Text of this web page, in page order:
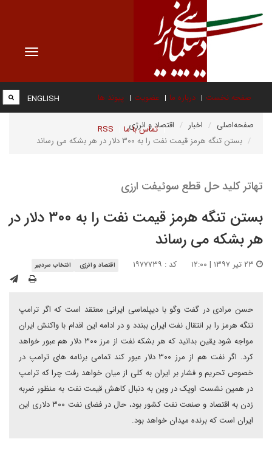
Toggle
صفحه نخست درباره ما عضویت پیوند ها
تماس با ما RSS
ENGLISH
صفحه‌اصلی اخبار
اقتصاد و انرژی
بستن تنگه هرمز قیمت نفت را به ۳۰۰ دلار در هر بشکه می رساند
تهاتر کلید حل قطع سوئیفت ارزی
بستن تنگه هرمز قیمت نفت را به ۳۰۰ دلار در
هر بشکه می رساند
کد : ۱۹۷۷۷۳۹ اقتصاد و انرژی انتخاب سردبیر
حسن مرادی در گفت وگو با دیپلماسی ایرانی معتقد است که اگر ترامپ
تنگه هرمز را بر انتقال نفت ایران ببندد و در ادامه این اقدام با واکنش ایران
مواجه شود یقین بدانید که هر بشکه نفت از مرز ۳۰۰ دلار هم عبور خواهد
کرد. اگر نفت هم از مرز ۳۰۰ دلار عبور کند تمامی برنامه های ترامپ در
خصوص تحریم و فشار بر ایران به کلی از میان خواهد رفت چرا که ترامپ
در همین نشست اوپک در وین به دنبال کاهش قیمت نفت به منظور ضربه
زدن به اقتصاد و صنعت نفت کشور بود، حال در فضای نفت ۳۰۰ دلاری این
ایران است که برنده میدان خواهد بود.